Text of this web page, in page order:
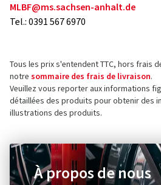
MLBF@ms.sachsen-anhalt.de
Tel.: 0391 567 6970
Tous les prix s'entendent TTC, hors frais
notre sommaire des frais de livraison.
Veuillez vous reporter aux informations
détaillées des produits pour obtenir des
illustrations des produits.
À propos de nous